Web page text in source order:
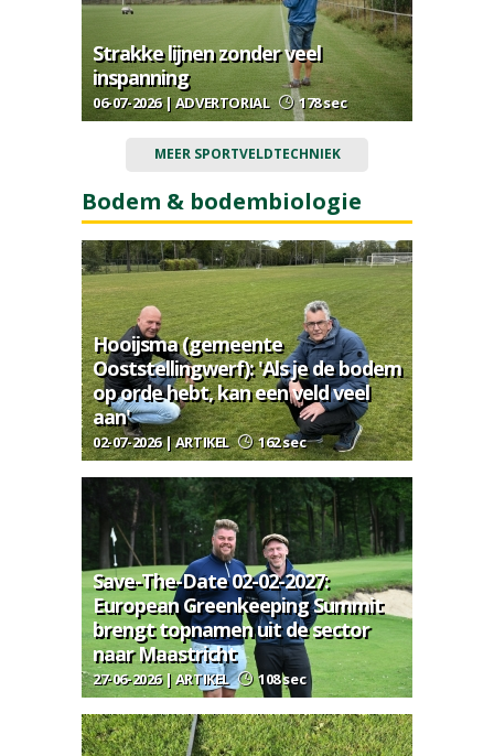
Strakke lijnen zonder veel
inspanning
06-07-2026 | ADVERTORIAL 178 sec
MEER SPORTVELDTECHNIEK
Bodem & bodembiologie
Hooijsma (gemeente
Ooststellingwerf): 'Als je de bodem
op orde hebt, kan een veld veel
aan'
02-07-2026 | ARTIKEL 162 sec
Save-The-Date 02-02-2027:
European Greenkeeping Summit
brengt topnamen uit de sector
naar Maastricht
27-06-2026 | ARTIKEL 108 sec